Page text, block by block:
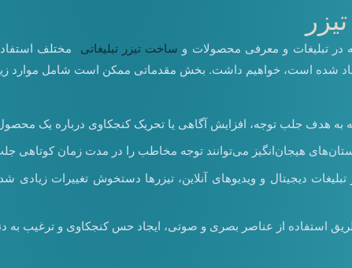
ساخت تیزر تبلیغاتی مختلف
شده است، خواهیم داشت. بخش مقدماتی ممکن است شامل موارد
که به هدف جلب توجه، افزایش آگاهی یا تحریک کنجکاوی درباره یک
هیجان‌انگیز می‌توانند توجه مخاطب را در مدت زمان کوتاهی
تبلیغات دیجیتال و ویدیوهای آنلاین، تیزرها دستخوش تغییرات
استفاده از عناصر بصری و صوتی، ایجاد حس کنجکاوی و ترغیب به